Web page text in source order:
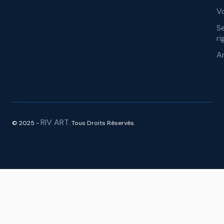
© 2025 -RIV ART. Tous Droits Réservés.